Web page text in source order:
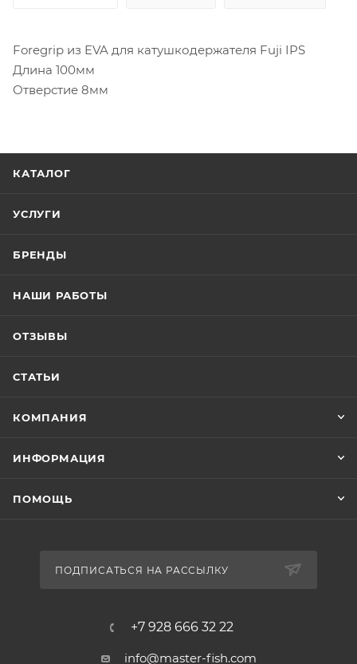
Foregrip из EVA для катушкодержателя Fuji IPS
Длина 100мм
Отверстие 8мм
КАТАЛОГ
УСЛУГИ
БРЕНДЫ
НАШИ РАБОТЫ
ОТЗЫВЫ
СТАТЬИ
КОМПАНИЯ
ИНФОРМАЦИЯ
ПОМОЩЬ
ПОДПИСАТЬСЯ НА РАССЫЛКУ
+7 928 666 32 22
info@master-fish.com